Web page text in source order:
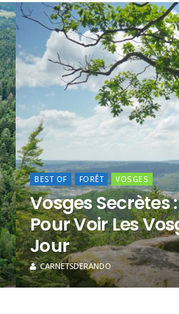
BEST OF FORÊT VOSGES
Vosges Secrètes
Pour Voir Les
Jour
CARNETSDERANDO